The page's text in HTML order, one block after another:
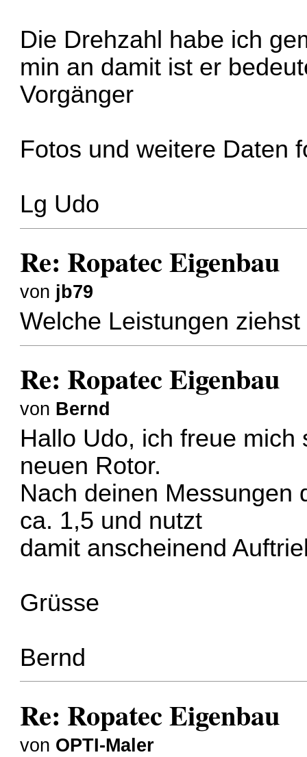
Die Drehzahl habe ich
min an damit ist er
Vorgänger
Fotos und weitere Daten
Lg Udo
Re: Ropatec Eigenbau
von jb79
Welche Leistungen
Re: Ropatec Eigenbau
von Bernd
Hallo Udo, ich freue
neuen Rotor.
Nach deinen Messungen
ca. 1,5 und nutzt
damit anscheinend
Grüsse
Bernd
Re: Ropatec Eigenbau
von OPTI-Maler